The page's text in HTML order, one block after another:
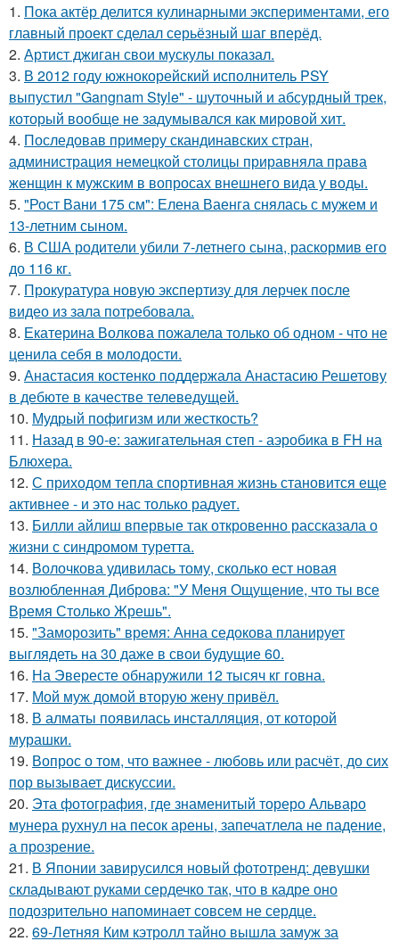
1. Пока актёр делится кулинарными экспериментами, его
главный проект сделал серьёзный шаг вперёд.
2. Артист джиган свои мускулы показал.
3. В 2012 году южнокорейский исполнитель PSY
выпустил "Gangnam Style" - шуточный и абсурдный трек,
который вообще не задумывался как мировой хит.
4. Последовав примеру скандинавских стран,
администрация немецкой столицы приравняла права
женщин к мужским в вопросах внешнего вида у воды.
5. "Рост Вани 175 см": Елена Ваенга снялась с мужем и
13-летним сыном.
6. В США родители убили 7-летнего сына, раскормив его
до 116 кг.
7. Прокуратура новую экспертизу для лерчек после
видео из зала потребовала.
8. Екатерина Волкова пожалела только об одном - что не
ценила себя в молодости.
9. Анастасия костенко поддержала Анастасию Решетову
в дебюте в качестве телеведущей.
10. Мудрый пофигизм или жесткость?
11. Назад в 90-е: зажигательная степ - аэробика в FH на
Блюхера.
12. С приходом тепла спортивная жизнь становится еще
активнее - и это нас только радует.
13. Билли айлиш впервые так откровенно рассказала о
жизни с синдромом туретта.
14. Волочкова удивилась тому, сколько ест новая
возлюбленная Диброва: "У Меня Ощущение, что ты все
Время Столько Жрешь".
15. "Заморозить" время: Анна седокова планирует
выглядеть на 30 даже в свои будущие 60.
16. На Эвересте обнаружили 12 тысяч кг говна.
17. Мой муж домой вторую жену привёл.
18. В алматы появилась инсталляция, от которой
мурашки.
19. Вопрос о том, что важнее - любовь или расчёт, до сих
пор вызывает дискуссии.
20. Эта фотография, где знаменитый тореро Альваро
мунера рухнул на песок арены, запечатлела не падение,
а прозрение.
21. В Японии завирусился новый фототренд: девушки
складывают руками сердечко так, что в кадре оно
подозрительно напоминает совсем не сердце.
22. 69-Летняя Ким кэтролл тайно вышла замуж за